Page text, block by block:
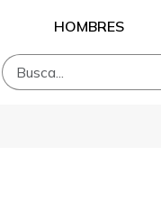
HOMBRES